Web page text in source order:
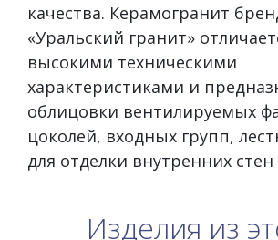
качества. Керамогранит
«Уральский гранит»
высокими техническими
характеристиками и
облицовки вентилируемых
цоколей, входных групп,
для отделки внутренних
Изделия из